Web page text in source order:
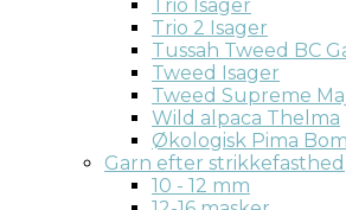
Trio Isager
Trio 2 Isager
Tussah Tweed BC
Tweed Isager
Tweed Supreme
Wild alpaca Thelma
Økologisk Pima
Garn efter strikkefasthed
10 - 12 mm